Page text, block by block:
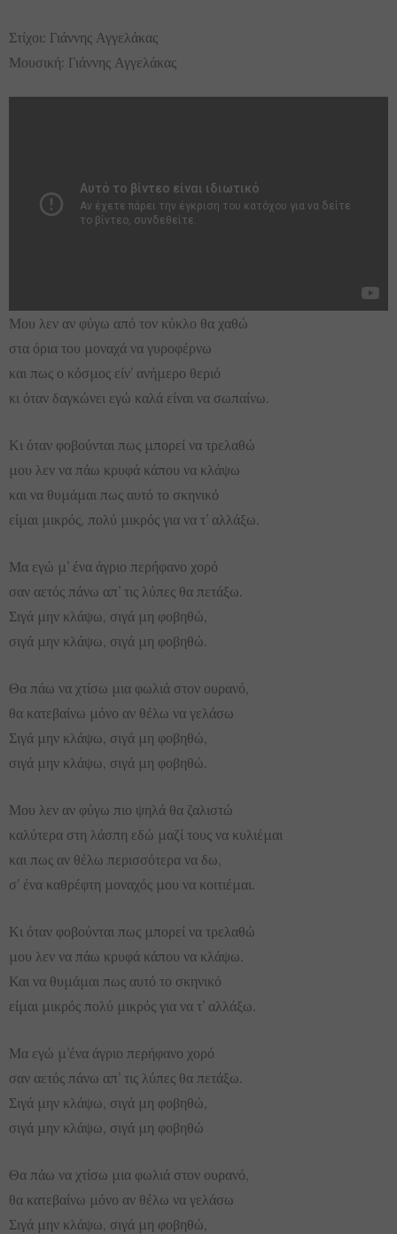
Στίχοι: Γιάννης Αγγελάκας
Μουσική: Γιάννης Αγγελάκας
Μου λεν αν φύγω από τον κύκλο θα χαθώ
στα όρια του μοναχά να γυροφέρνω
και πως ο κόσμος είν’ ανήμερο θεριό
κι όταν δαγκώνει εγώ καλά είναι να σωπαίνω.
Κι όταν φοβούνται πως μπορεί να τρελαθώ
μου λεν να πάω κρυφά κάπου να κλάψω
και να θυμάμαι πως αυτό το σκηνικό
είμαι μικρός, πολύ μικρός για να τ’ αλλάξω.
Μα εγώ μ’ ένα άγριο περήφανο χορό
σαν αετός πάνω απ’ τις λύπες θα πετάξω.
Σιγά μην κλάψω, σιγά μη φοβηθώ,
σιγά μην κλάψω, σιγά μη φοβηθώ.
Θα πάω να χτίσω μια φωλιά στον ουρανό,
θα κατεβαίνω μόνο αν θέλω να γελάσω
Σιγά μην κλάψω, σιγά μη φοβηθώ,
σιγά μην κλάψω, σιγά μη φοβηθώ.
Μου λεν αν φύγω πιο ψηλά θα ζαλιστώ
καλύτερα στη λάσπη εδώ μαζί τους να κυλιέμαι
και πως αν θέλω περισσότερα να δω,
σ’ ένα καθρέφτη μοναχός μου να κοιτιέμαι.
Κι όταν φοβούνται πως μπορεί να τρελαθώ
μου λεν να πάω κρυφά κάπου να κλάψω.
Και να θυμάμαι πως αυτό το σκηνικό
είμαι μικρός πολύ μικρός για να τ’ αλλάξω.
Μα εγώ μ’ένα άγριο περήφανο χορό
σαν αετός πάνω απ’ τις λύπες θα πετάξω.
Σιγά μην κλάψω, σιγά μη φοβηθώ,
σιγά μην κλάψω, σιγά μη φοβηθώ
Θα πάω να χτίσω μια φωλιά στον ουρανό,
θα κατεβαίνω μόνο αν θέλω να γελάσω
Σιγά μην κλάψω, σιγά μη φοβηθώ,